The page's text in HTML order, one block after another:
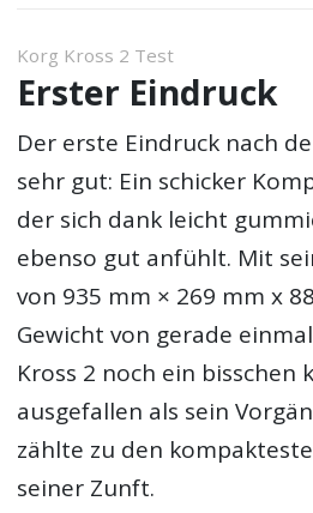
Korg Kross 2 Test
Erster Eindruck
Der erste Eindruck nach
sehr gut: Ein schicker
der sich dank leicht
ebenso gut anfühlt. Mit
von 935 mm × 269 mm x
Gewicht von gerade
Kross 2 noch ein
ausgefallen als sein
zählte zu den
seiner Zunft.